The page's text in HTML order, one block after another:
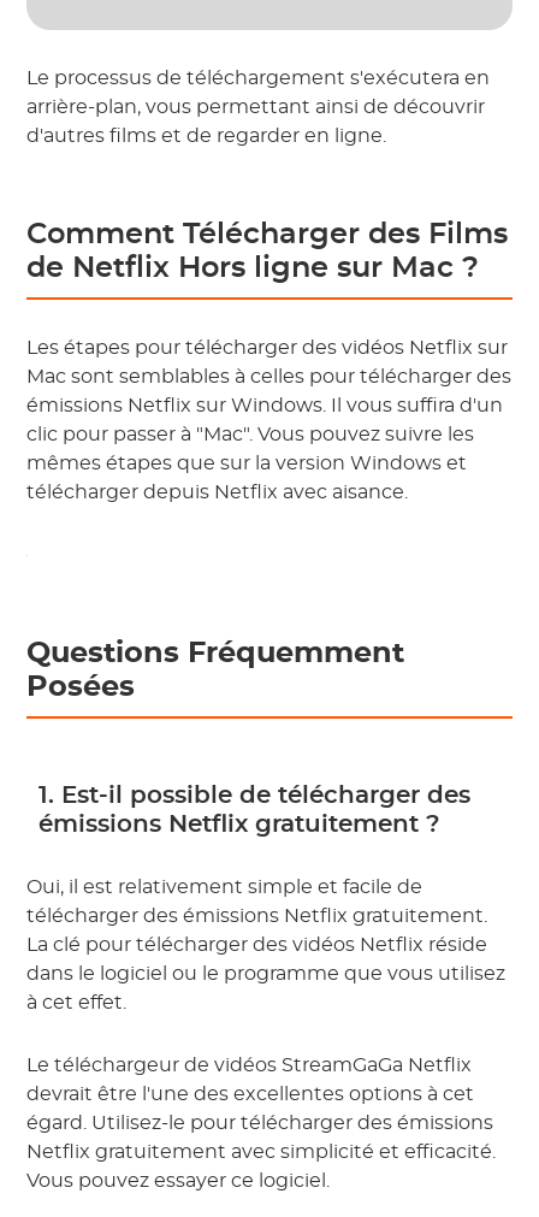
Le processus de téléchargement s'exécutera en
arrière-plan, vous permettant ainsi de découvrir
d'autres films et de regarder en ligne.
Comment Télécharger des Films
de Netflix Hors ligne sur Mac ?
Les étapes pour télécharger des vidéos Netflix sur
Mac sont semblables à celles pour télécharger des
émissions Netflix sur Windows. Il vous suffira d'un
clic pour passer à "Mac". Vous pouvez suivre les
mêmes étapes que sur la version Windows et
télécharger depuis Netflix avec aisance.
Questions Fréquemment
Posées
1. Est-il possible de télécharger des
émissions Netflix gratuitement ?
Oui, il est relativement simple et facile de
télécharger des émissions Netflix gratuitement.
La clé pour télécharger des vidéos Netflix réside
dans le logiciel ou le programme que vous utilisez
à cet effet.
Le téléchargeur de vidéos StreamGaGa Netflix
devrait être l'une des excellentes options à cet
égard. Utilisez-le pour télécharger des émissions
Netflix gratuitement avec simplicité et efficacité.
Vous pouvez essayer ce logiciel.